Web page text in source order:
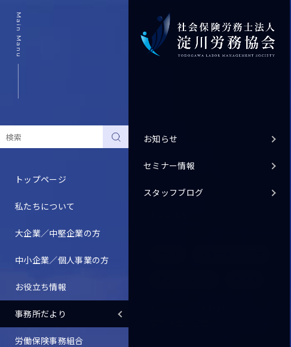
Main Manu
トップページ
私たちについて
大企業／中堅企業の方
中小企業／個人事業の方
お役立ち情報
事務所だより
お知らせ
セミナー情報
スタッフブログ
労働保険事務組合